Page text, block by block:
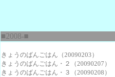
■2008-■
きょうのばんごはん（20090203）
きょうのばんごはん・２（20090207）
きょうのばんごはん・３（20090208）